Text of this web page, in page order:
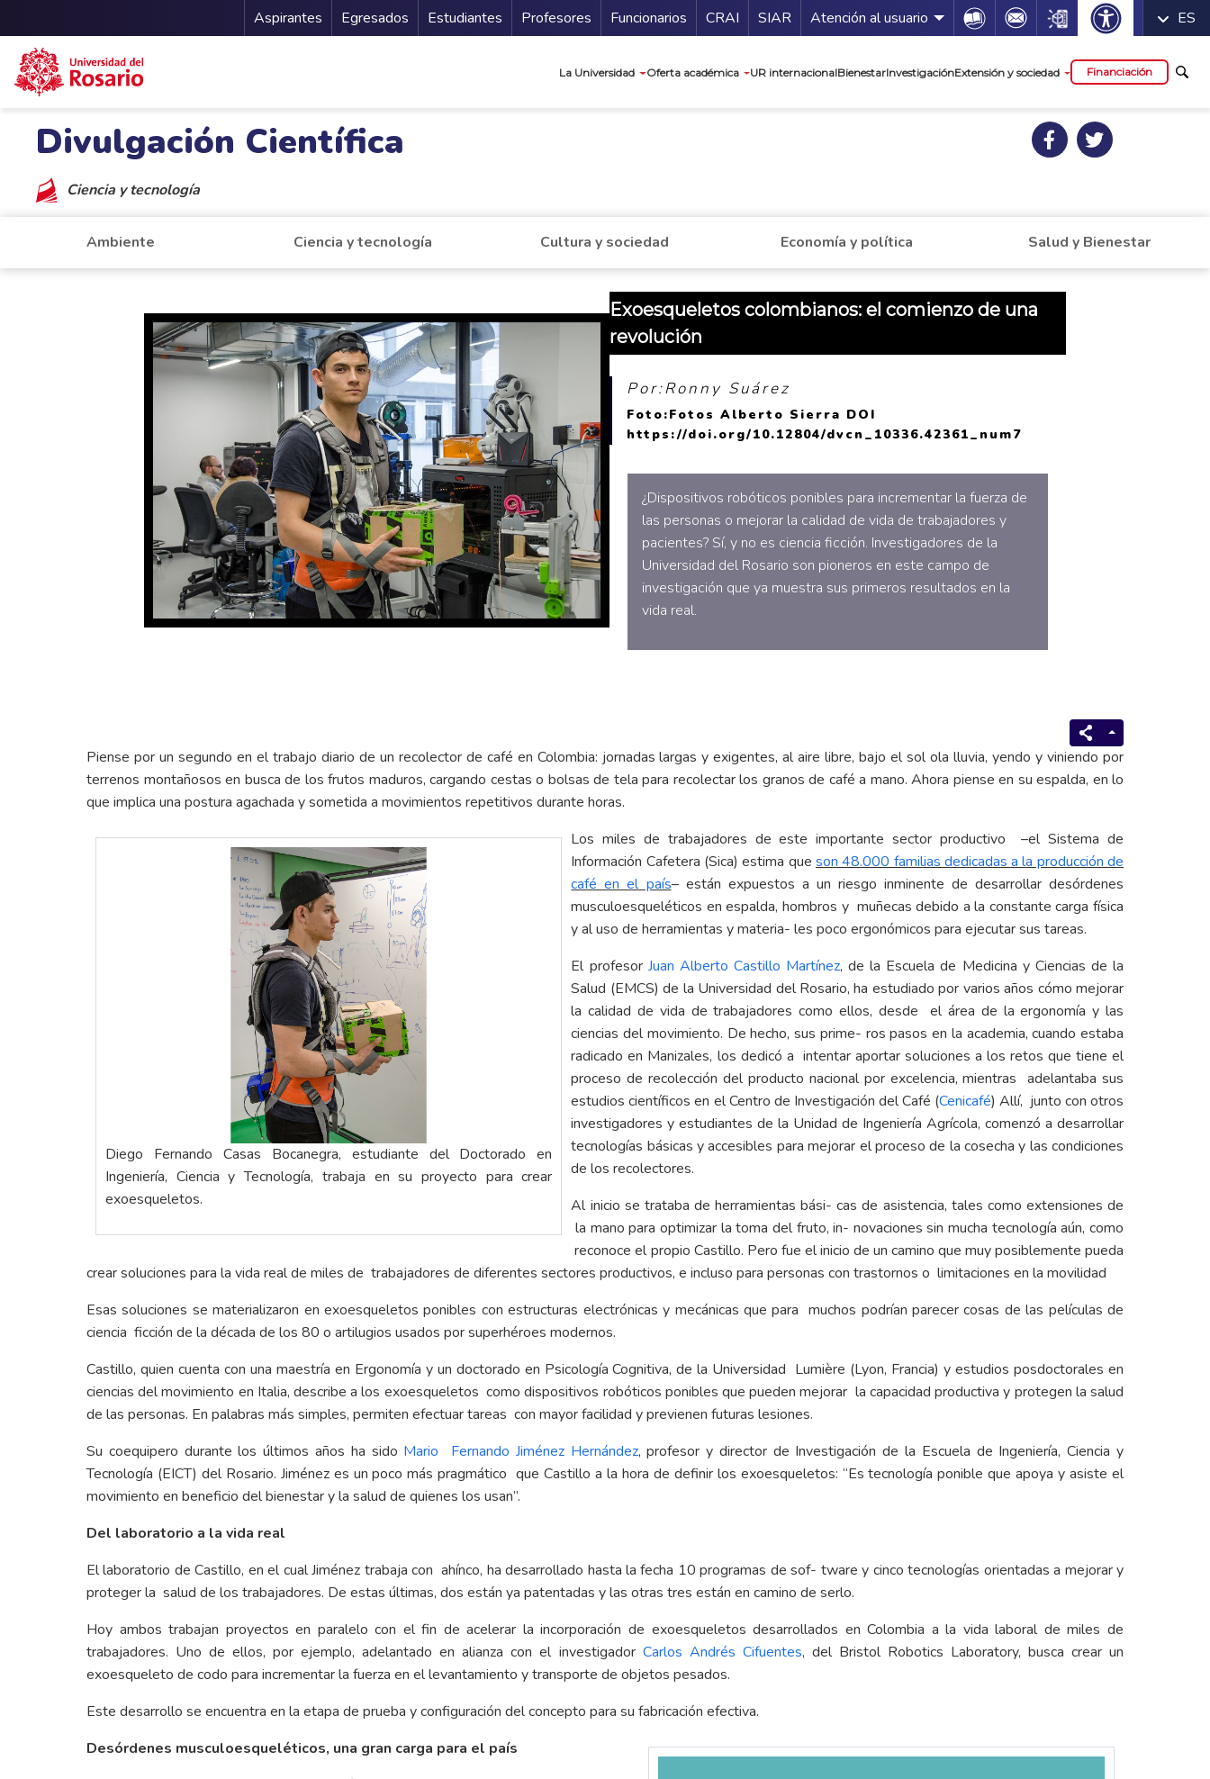
Menu Secundario
Aspirantes Egresados Estudiantes Profesores Funcionarios Guía de servicios
CRAI SIAR Atención al usuario Icon Icon Icon ES
La Universidad Oferta académica UR internacionalBienestarInvestigaciónExtensión y sociedad Financiación
Divulgación Científica
Ciencia y tecnología
Ambiente Ciencia y tecnología Cultura y sociedad Economía y política Salud y Bienestar
Exoesqueletos colombianos: el comienzo de una
revolución
Por:Ronny Suárez
Foto:Fotos Alberto Sierra DOI
https://doi.org/10.12804/dvcn_10336.42361_num7
¿Dispositivos robóticos ponibles para incrementar la fuerza de
las personas o mejorar la calidad de vida de trabajadores y
pacientes? Sí, y no es ciencia ficción. Investigadores de la
Universidad del Rosario son pioneros en este campo de
investigación que ya muestra sus primeros resultados en la
vida real.
Piense por un segundo en el trabajo diario de un recolector de café en Colombia: jornadas largas y exigentes, al aire libre, bajo el sol ola lluvia, yendo y viniendo por
terrenos montañosos en busca de los frutos maduros, cargando cestas o bolsas de tela para recolectar los granos de café a mano. Ahora piense en su espalda, en lo
que implica una postura agachada y sometida a movimientos repetitivos durante horas.
Diego Fernando Casas Bocanegra, estudiante del Doctorado en
Ingeniería, Ciencia y Tecnología, trabaja en su proyecto para crear
exoesqueletos.
Los miles de trabajadores de este importante sector productivo –el Sistema de
Información Cafetera (Sica) estima que son 48.000 familias dedicadas a la producción de
café en el país– están expuestos a un riesgo inminente de desarrollar desórdenes
musculoesqueléticos en espalda, hombros y muñecas debido a la constante carga física
y al uso de herramientas y materia- les poco ergonómicos para ejecutar sus tareas.
El profesor Juan Alberto Castillo Martínez, de la Escuela de Medicina y Ciencias de la
Salud (EMCS) de la Universidad del Rosario, ha estudiado por varios años cómo mejorar
la calidad de vida de trabajadores como ellos, desde el área de la ergonomía y las
ciencias del movimiento. De hecho, sus prime- ros pasos en la academia, cuando estaba
radicado en Manizales, los dedicó a intentar aportar soluciones a los retos que tiene el
proceso de recolección del producto nacional por excelencia, mientras adelantaba sus
estudios científicos en el Centro de Investigación del Café (Cenicafé) Allí, junto con otros
investigadores y estudiantes de la Unidad de Ingeniería Agrícola, comenzó a desarrollar
tecnologías básicas y accesibles para mejorar el proceso de la cosecha y las condiciones
de los recolectores.
Al inicio se trataba de herramientas bási- cas de asistencia, tales como extensiones de
la mano para optimizar la toma del fruto, in- novaciones sin mucha tecnología aún, como
reconoce el propio Castillo. Pero fue el inicio de un camino que muy posiblemente pueda
crear soluciones para la vida real de miles de trabajadores de diferentes sectores productivos, e incluso para personas con trastornos o limitaciones en la movilidad
Esas soluciones se materializaron en exoesqueletos ponibles con estructuras electrónicas y mecánicas que para muchos podrían parecer cosas de las películas de
ciencia ficción de la década de los 80 o artilugios usados por superhéroes modernos.
Castillo, quien cuenta con una maestría en Ergonomía y un doctorado en Psicología Cognitiva, de la Universidad Lumière (Lyon, Francia) y estudios posdoctorales en
ciencias del movimiento en Italia, describe a los exoesqueletos como dispositivos robóticos ponibles que pueden mejorar la capacidad productiva y protegen la salud
de las personas. En palabras más simples, permiten efectuar tareas con mayor facilidad y previenen futuras lesiones.
Su coequipero durante los últimos años ha sido Mario Fernando Jiménez Hernández, profesor y director de Investigación de la Escuela de Ingeniería, Ciencia y
Tecnología (EICT) del Rosario. Jiménez es un poco más pragmático que Castillo a la hora de definir los exoesqueletos: “Es tecnología ponible que apoya y asiste el
movimiento en beneficio del bienestar y la salud de quienes los usan”.
Del laboratorio a la vida real
El laboratorio de Castillo, en el cual Jiménez trabaja con ahínco, ha desarrollado hasta la fecha 10 programas de sof- tware y cinco tecnologías orientadas a mejorar y
proteger la salud de los trabajadores. De estas últimas, dos están ya patentadas y las otras tres están en camino de serlo.
Hoy ambos trabajan proyectos en paralelo con el fin de acelerar la incorporación de exoesqueletos desarrollados en Colombia a la vida laboral de miles de
trabajadores. Uno de ellos, por ejemplo, adelantado en alianza con el investigador Carlos Andrés Cifuentes, del Bristol Robotics Laboratory, busca crear un
exoesqueleto de codo para incrementar la fuerza en el levantamiento y transporte de objetos pesados.
Este desarrollo se encuentra en la etapa de prueba y configuración del concepto para su fabricación efectiva.
Desórdenes musculoesqueléticos, una gran carga para el país